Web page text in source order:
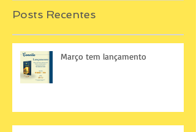
Posts Recentes
Março tem lançamento